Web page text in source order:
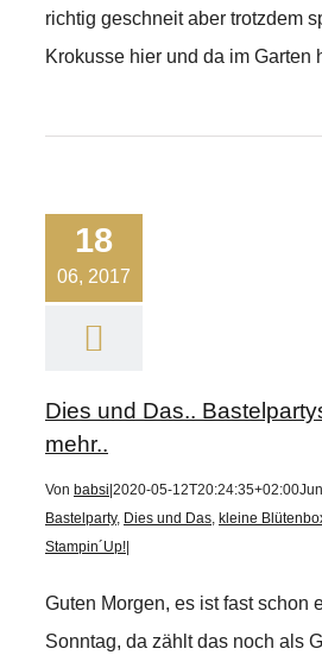
richtig geschneit aber trotzdem
Krokusse hier und da im Garten
18
06, 2017
Dies und Das..
mehr..
Von babsi 2020-05-12T20:24:35+02:00
Bastelparty, Dies und Das, kleine
Stampin´Up!
Guten Morgen, es ist fast schon
Sonntag, da zählt das noch als